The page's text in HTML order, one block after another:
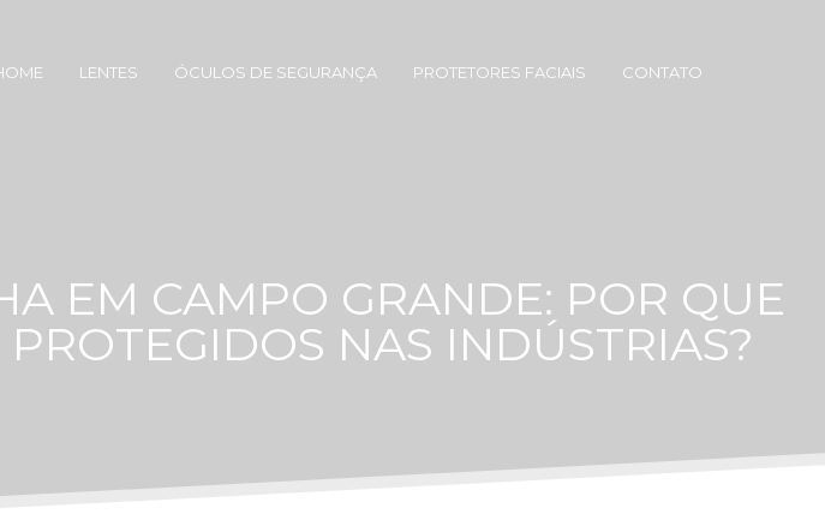
LENTES ÓCULOS DE SEGURANÇA PROTETORES FACIAIS CONTATO
EM CAMPO GRANDE: POR QUE
NAS INDÚSTRIAS?